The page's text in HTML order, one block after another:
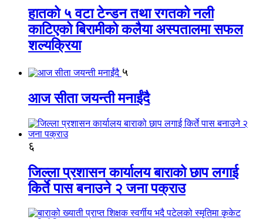
हातको ५ वटा टेन्डन तथा रगतको नली
काटिएको बिरामीको कलैया अस्पतालमा सफल
शल्यक्रिया
५
आज सीता जयन्ती मनाईंदै
६
जिल्ला प्रशासन कार्यालय बाराको छाप लगाई
किर्ते पास बनाउने २ जना पक्राउ